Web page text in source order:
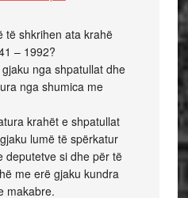
të shkrihen ata krahë
– 1992?
nga shpatullat dhe
nga shumica me
krahët e shpatullat
lumë të spërkatur
deputetve si dhe për të
me erë gjaku kundra
makabre.